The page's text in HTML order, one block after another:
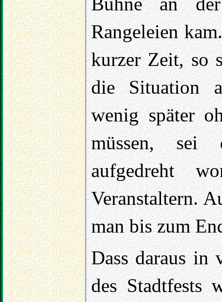
Rangeleien
kurzer Zeit, so
die Situation
wenig später
müssen,
aufgedreht
Veranstaltern.
man bis zum
Dass daraus in
des Stadtfests